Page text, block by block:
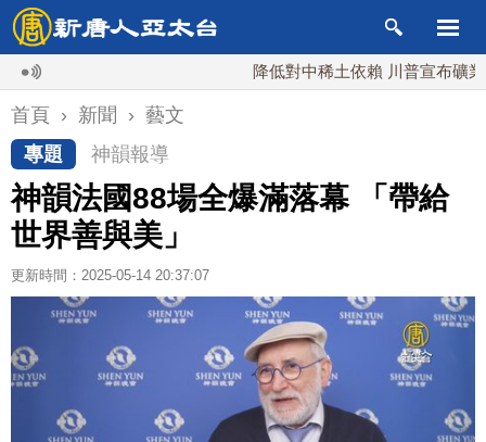
降低對中稀土依賴 川普宣布礦業投資
首頁 › 新聞 › 藝文
專題
神韻報導
神韻法國88場全爆滿落幕 「帶給
世界善與美」
更新時間：2025-05-14 20:37:07